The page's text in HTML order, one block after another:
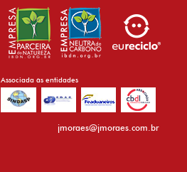
Associada às entidades
jmoraes@jmoraes.com.br